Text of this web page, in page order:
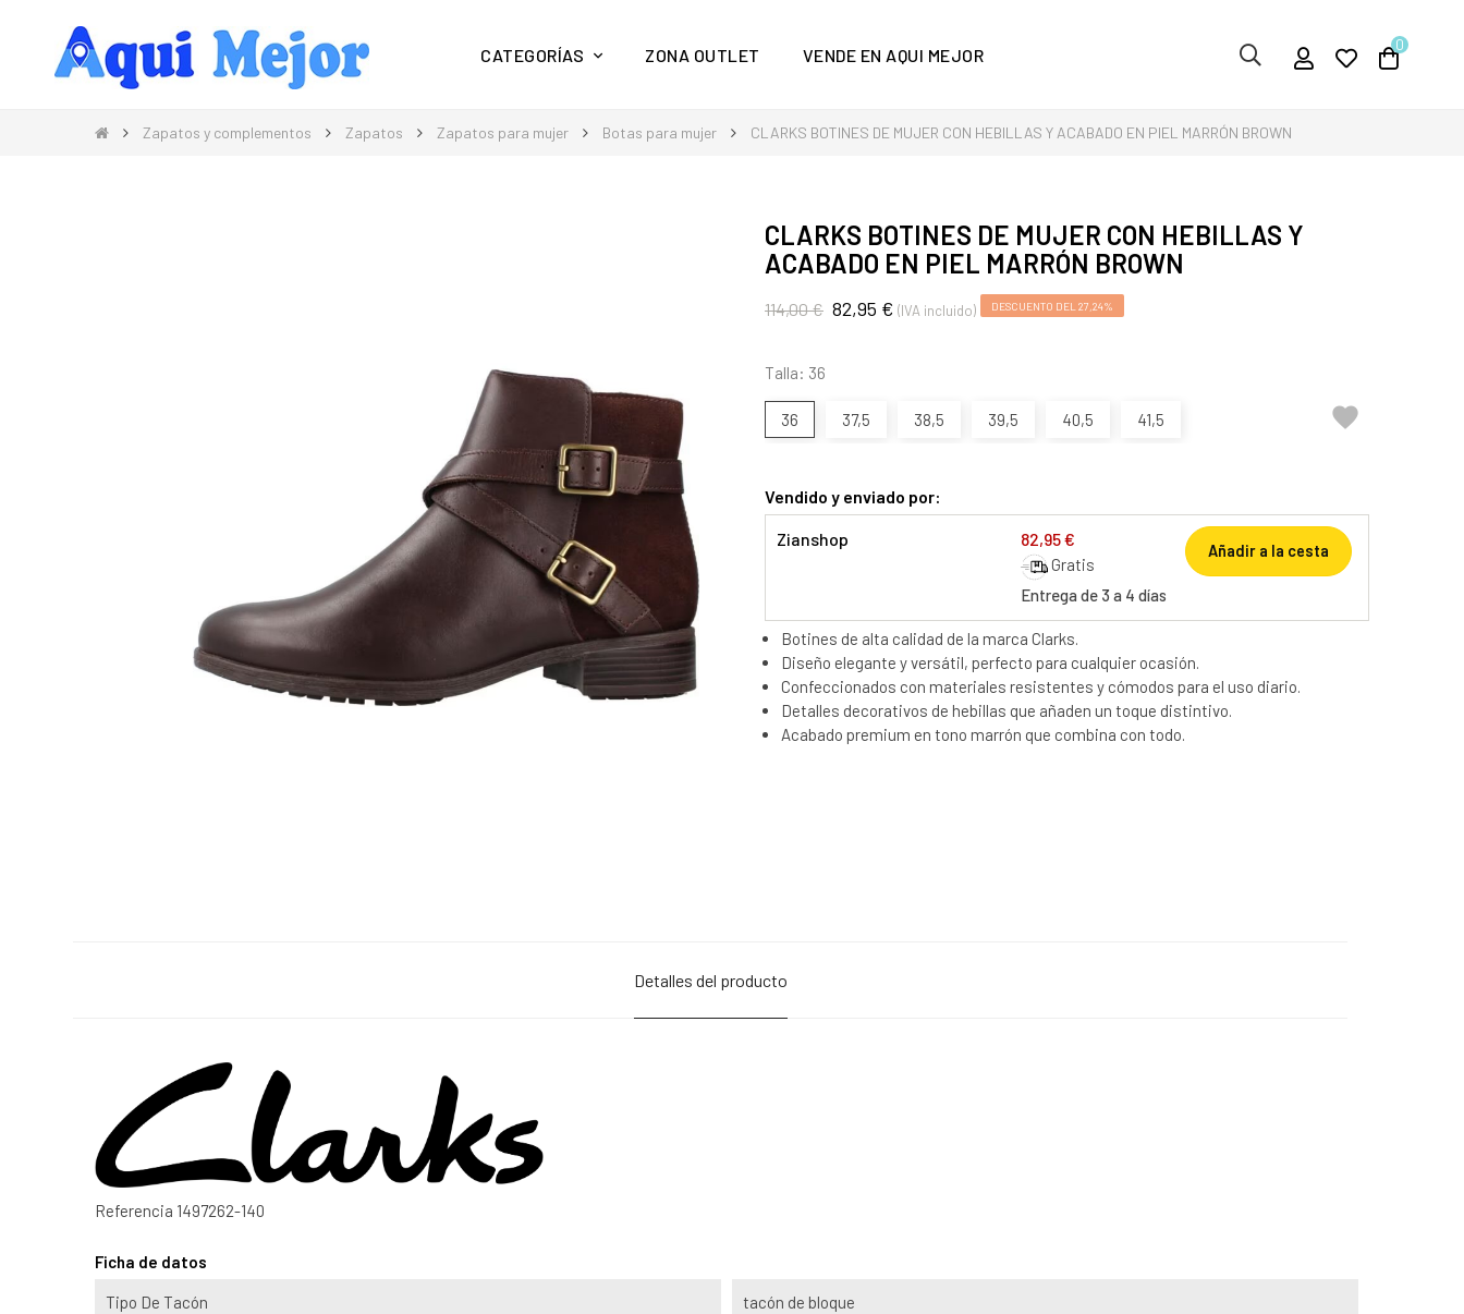
Compra Moda, Electrónica, Hogar y mucho más en Aquí Mejor
CATEGORÍAS ZONA OUTLET VENDE EN AQUI MEJOR 0
Zapatos y complementos Zapatos Zapatos para mujer Botas para mujer CLARKS BOTINES DE MUJER CON HEBILLAS Y ACABADO EN PIEL MARRÓN BROWN
CLARKS BOTINES DE MUJER CON HEBILLAS Y
ACABADO EN PIEL MARRÓN BROWN
114,00 € 82,95 € (IVA incluido) DESCUENTO DEL 27,24%
Talla: 36
36 37,5 38,5 39,5 40,5 41,5 
Vendido y enviado por:
Zianshop 82,95 €
Gratis
Entrega de 3 a 4 días
Añadir a la cesta
Botines de alta calidad de la marca Clarks.
Diseño elegante y versátil, perfecto para cualquier ocasión.
Confeccionados con materiales resistentes y cómodos para el uso diario.
Detalles decorativos de hebillas que añaden un toque distintivo.
Acabado premium en tono marrón que combina con todo.
Detalles del producto
Referencia 1497262-140
Ficha de datos
Tipo De Tacón tacón de bloque